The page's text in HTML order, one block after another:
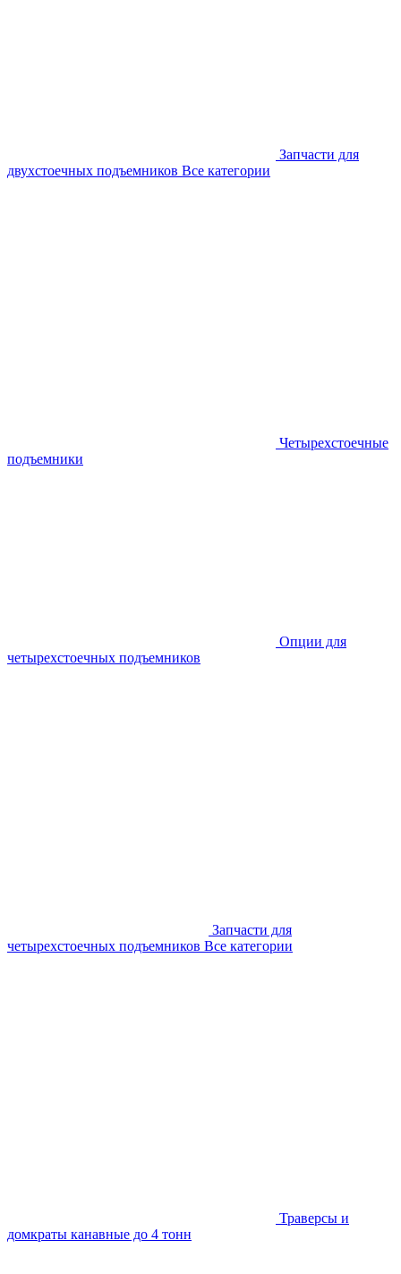
Запчасти для
двухстоечных подъемников Все категории
Четырехстоечные
подъемники
Опции для
четырехстоечных подъемников
Запчасти для
четырехстоечных подъемников Все категории
Траверсы и
домкраты канавные до 4 тонн